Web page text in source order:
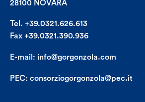
28100 NOVARA
Tel. +39.0321.626.613
Fax +39.0321.390.936
E-mail: info@gorgonzola.com
PEC: consorziogorgonzola@pec.it